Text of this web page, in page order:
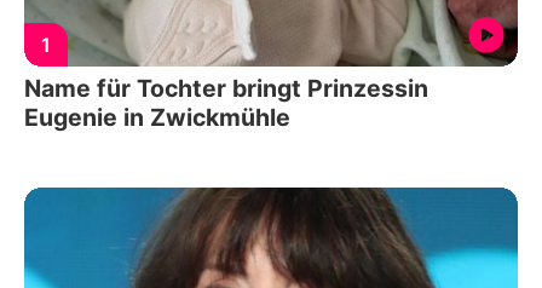
1
Name für Tochter bringt Prinzessin
Eugenie in Zwickmühle